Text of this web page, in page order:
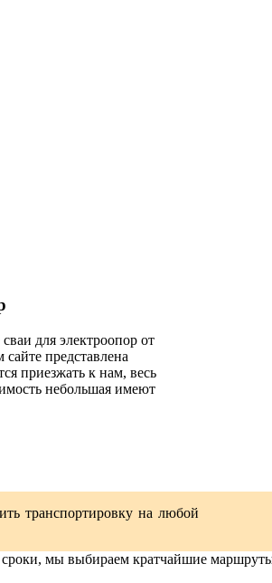
для электроопор от
представлена
приезжать к нам, весь
небольшая имеют
транспортировку на любой
сроки, мы выбираем кратчайшие